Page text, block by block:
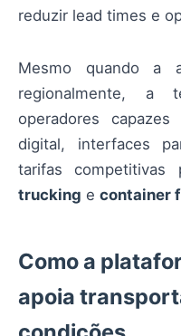
reduzir lead times e
Mesmo quando a
regionalmente, a
operadores
digital, interfaces
tarifas
trucking e container
Como a
apoia